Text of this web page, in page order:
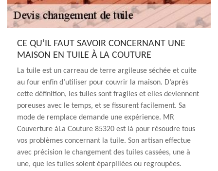
CE QU’IL FAUT SAVOIR CONCERNANT UNE
MAISON EN TUILE À LA COUTURE
La tuile est un carreau de terre argileuse séchée et cuite
au four enfin d’utiliser pour couvrir la maison. D’après
cette définition, les tuiles sont fragiles et elles deviennent
poreuses avec le temps, et se fissurent facilement. Sa
mode de remplace demande une expérience. MR
Couverture àLa Couture 85320 est là pour résoudre tous
vos problèmes concernant la tuile. Son artisan effectue
avec précision le changement des tuiles cassées, une à
une, que les tuiles soient éparpillées ou regroupées.